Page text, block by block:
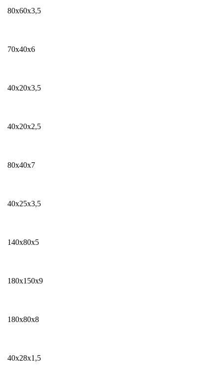
80x60х3,5
70x40х6
40x20х3,5
40x20х2,5
80x40х7
40x25х3,5
140x80х5
180x150х9
180x80х8
40x28х1,5